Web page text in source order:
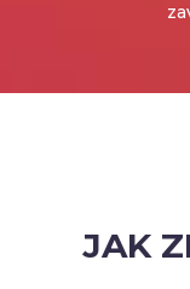
JAK